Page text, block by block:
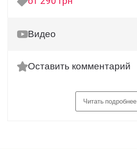
Видео
Оставить комментарий
Читать подробнее